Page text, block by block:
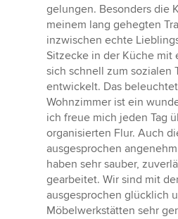
gelungen. Besonders die
meinem lang gehegten
inzwischen echte
Sitzecke in der Küche mit
sich schnell zum sozialen
entwickelt. Das
Wohnzimmer ist ein
ich freue mich jeden Tag
organisierten Flur. Auch
ausgesprochen
haben sehr sauber,
gearbeitet. Wir sind mit
ausgesprochen glücklich
Möbelwerkstätten sehr